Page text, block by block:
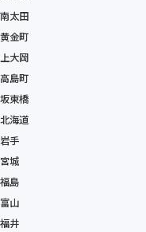
南太田
黄金町
上大岡
高島町
坂東橋
北海道
岩手
宮城
福島
富山
福井